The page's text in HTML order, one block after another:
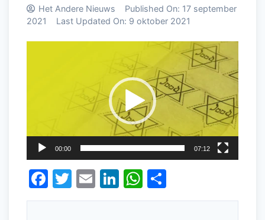
Het Andere Nieuws Published On: 17 september
2021
Last Updated On: 9 oktober 2021
00:00 07:12
F
a
T
w
E
m
Li
n
W
h el